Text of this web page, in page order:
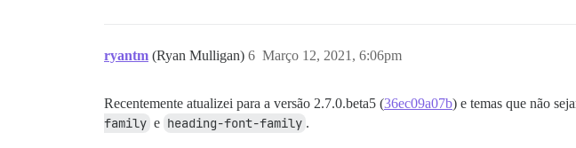
ryantm (Ryan Mulligan) Março 12, 2021, 6:06pm
6
Recentemente atualizei para a versão 2.7.0.beta5 (36ec09a07b) e temas que não
family e heading-font-family .